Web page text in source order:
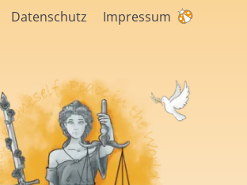
Datenschutz Impressum